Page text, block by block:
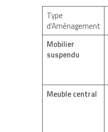
Type
d’Aménagement
Mobilier
suspendu
Meuble central